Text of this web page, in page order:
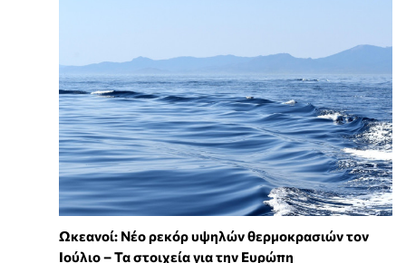
Ωκεανοί: Νέο ρεκόρ υψηλών θερμοκρασιών τον
Ιούλιο – Τα στοιχεία για την Ευρώπη